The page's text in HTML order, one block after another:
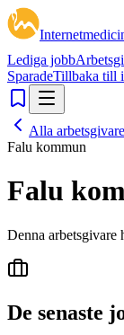
Lediga jobb
SparadeTillbaka till
Alla arbetsgivare
Falu kommun
Falu
Denna arbetsgivare
De senaste